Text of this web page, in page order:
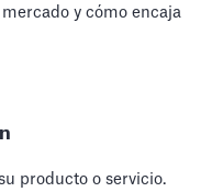
y cómo encaja
producto o servicio.